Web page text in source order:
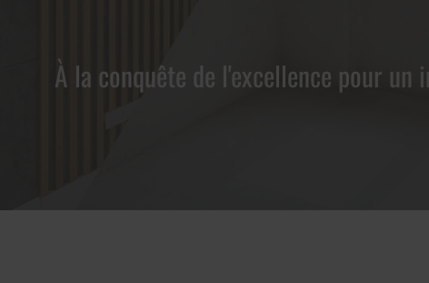
À la conquête de l'excellence pour